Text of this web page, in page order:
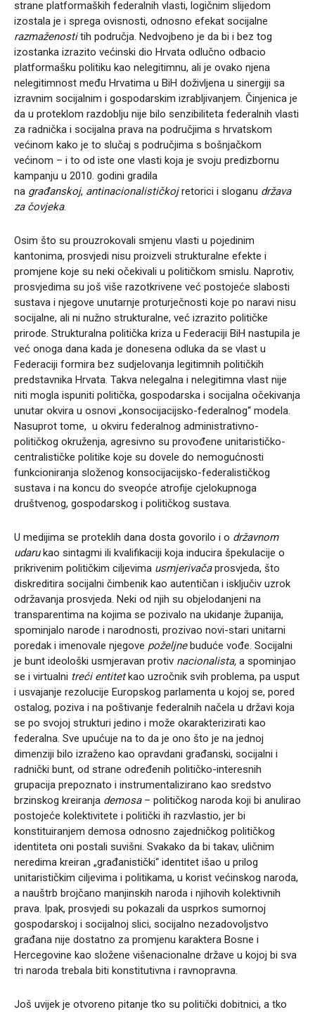
strane platformaških federalnih vlasti, logičnim slijedom
izostala je i sprega ovisnosti, odnosno efekat socijalne
razmaženostitih područja. Nedvojbeno je da bi i bez tog
izostanka izrazito većinski dio Hrvata odlučno odbacio
platformašku politiku kao nelegitimnu, ali je ovako njena
nelegitimnost među Hrvatima u BiH doživljena u sinergiji sa
izravnim socijalnim i gospodarskim izrabljivanjem. Činjenica je
da u proteklom razdoblju nije bilo senzibiliteta federalnih vlasti
za radnička i socijalna prava na područjima s hrvatskom
većinom kako je to slučaj s područjima s bošnjačkom
većinom – i to od iste one vlasti koja je svoju predizbornu
kampanju u 2010. godini gradila
na građanskoj, antinacionalističkojretorici i sloganu država
za čovjeka.
Osim što su prouzrokovali smjenu vlasti u pojedinim
kantonima, prosvjedi nisu proizveli strukturalne efekte i
promjene koje su neki očekivali u političkom smislu. Naprotiv,
prosvjedima su još više razotkrivene već postojeće slabosti
sustava i njegove unutarnje proturječnosti koje po naravi nisu
socijalne, ali ni nužno strukturalne, već izrazito političke
prirode. Strukturalna politička kriza u Federaciji BiH nastupila je
već onoga dana kada je donesena odluka da se vlast u
Federaciji formira bez sudjelovanja legitimnih političkih
predstavnika Hrvata. Takva nelegalna i nelegitimna vlast nije
niti mogla ispuniti politička, gospodarska i socijalna očekivanja
unutar okvira u osnovi „konsocijacijsko-federalnog“ modela.
Nasuprot tome, u okviru federalnog administrativno-
političkog okruženja, agresivno su provođene unitarističko-
centralističke politike koje su dovele do nemogućnosti
funkcioniranja složenog konsocijacijsko-federalističkog
sustava i na koncu do sveopće atrofije cjelokupnoga
društvenog, gospodarskog i političkog sustava.
U medijima se proteklih dana dosta govorilo i o državnom
udarukao sintagmi ili kvalifikaciji koja inducira špekulacije o
prikrivenim političkim ciljevima usmjerivačaprosvjeda, što
diskreditira socijalni čimbenik kao autentičan i isključiv uzrok
održavanja prosvjeda. Neki od njih su objelodanjeni na
transparentima na kojima se pozivalo na ukidanje županija,
spominjalo narode i narodnosti, prozivao novi-stari unitarni
poredak i imenovale njegove poželjnebuduće vođe. Socijalni
je bunt ideološki usmjeravan protiv nacionalista, a spominjao
se i virtualni treći entitetkao uzročnik svih problema, pa usput
i usvajanje rezolucije Europskog parlamenta u kojoj se, pored
ostalog, poziva i na poštivanje federalnih načela u državi koja
se po svojoj strukturi jedino i može okarakterizirati kao
federalna. Sve upućuje na to da je ono što je na jednoj
dimenziji bilo izraženo kao opravdani građanski, socijalni i
radnički bunt, od strane određenih političko-interesnih
grupacija prepoznato i instrumentalizirano kao sredstvo
brzinskog kreiranja demosa– političkog naroda koji bi anulirao
postojeće kolektivitete i politički ih razvlastio, jer bi
konstituiranjem demosa odnosno zajedničkog političkog
identiteta oni postali suvišni. Svakako da bi takav, uličnim
neredima kreiran „građanistički“ identitet išao u prilog
unitarističkim ciljevima i politikama, u korist većinskog naroda,
a nauštrb brojčano manjinskih naroda i njihovih kolektivnih
prava. Ipak, prosvjedi su pokazali da usprkos sumornoj
gospodarskoj i socijalnoj slici, socijalno nezadovoljstvo
građana nije dostatno za promjenu karaktera Bosne i
Hercegovine kao složene višenacionalne države u kojoj bi sva
tri naroda trebala biti konstitutivna i ravnopravna.
Još uvijek je otvoreno pitanje tko su politički dobitnici, a tko